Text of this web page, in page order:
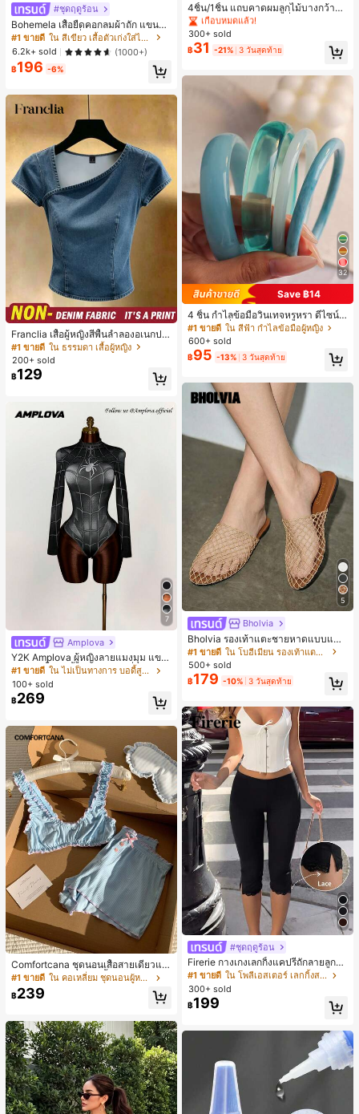
#ชุดฤดูร้อน
Bohemela เสื้อยืดคอกลมผ้าถัก แขนยา
ว สีเรียบ ใช้งานทั่วไป สำหรับผู้หญิง
#1 ขายดี
ใน สีเขียว เสื้อตัวเก่งใส่ได้ทุกวัน
6.2k+ sold
(1000+)
฿196 -6%
Franclia เสื้อผู้หญิงสีพื้นลำลองอเนกปร
ะสงค์สำหรับใส่ประจำวัน
#1 ขายดี ใน ธรรมดา เสื้อผู้หญิง
200+ sold
฿129
7
Amplova
Y2K Amplova ผู้หญิงลายแมงมุม แขน
ยาว คอตั้ง บอดี้สูท, สไตล์แฟชั่นดาร์ก
บอดี้สูทผู้หญิง บอดี้สูทฮาโลวีน บอดี้สูท
ลายใยแมงมุม
#1 ขายดี
ใน ไม่เป็นทางการ บอดี้สูทผู้หญิง
100+ sold
฿269
Comfortcana ชุดนอนเสื้อสายเดี่ยวแต่
งระบายและกางเกงขาสั้นสำหรับผู้หญิง
#1 ขายดี ใน คอเหลี่ยม ชุดนอนผู้หญิง
฿239
4ชิ้น/1ชิ้น แถบคาดผมลูกไม้บางกว้างยื
ดหยุ่นสำหรับผู้หญิง, แฟชั่นอเนกประสง
ค์พรีเมียมหรูหราสไตล์มินิมอล ผ้าพันคอ
เล็กๆ ห่วงผม อุปกรณ์เสริมผม, เหมาะสำ
หรับการออกไปข้างนอกประจำวัน, ลำล
น, การมัดผม, การจัดทรงผม, การแต่งห
น้า, การจับคู่ชุด, อุปกรณ์เสริมประดับผ
#1 ขายดี
ใน ไม่เป็นทางการ เครื่องประดับผมผู้หญิง
เกือบหมดแล้ว!
#1 ขายดี
ใน ไม่เป็นทางการ เครื่องประดับผมผู้หญิง
เกือบหมดแล้ว!
#1 ขายดี
เกือบหมดแล้ว!
300+ sold
฿31 -21% 3 วันสุดท้าย
32
Save ฿14
4 ชิ้น กำไลข้อมือวินเทจหรูหรา ดีไซน์มิ
นิมอลแฟชั่น เหมาะสำหรับใส่ในชีวิตปร
ะจำวัน อะคริลิก เหมาะสำหรับใส่ในชีวิ
ตประจำวันและงานปาร์ตี้ ของขวัญสำห
รับผู้หญิง
#1 ขายดี ใน สีฟ้า กำไลข้อมือผู้หญิง
600+ sold
฿95 -13% 3 วันสุดท้าย
5
Bholvia
Bholvia รองเท้าแตะชายหาดแบบแบน
สบาย ๆ ลายฉลุมาใหม่สำหรับผู้หญิง
#1 ขายดี
ใน โบฮีเมียน รองเท้าแตะผู้หญิง
500+ sold
฿179 -10% 3 วันสุดท้าย
#ชุดฤดูร้อน
Firerie กางเกงเลกกิ้งแคปรีถักลายลูกไม้
สีดำหรูหราสำหรับผู้หญิง อเนกประสงค์
สำหรับกีฬา แฟชั่น ชายหาด เทศกาลด
นตรี ฤดูร้อนแบบสบายๆ
#1 ขายดี
ใน โพลีเอสเตอร์ เลกกิ้งสตรี
300+ sold
฿199